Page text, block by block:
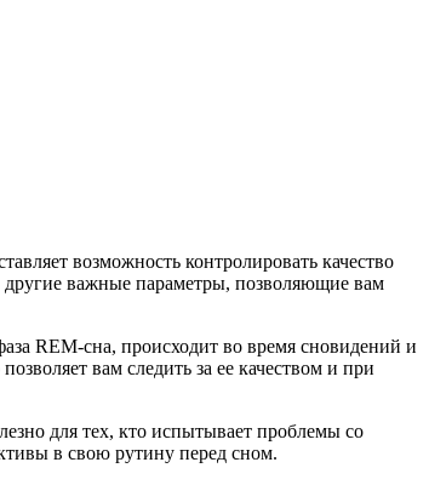
возможность контролировать качество
другие важные параметры, позволяющие вам
REM-сна, происходит во время сновидений и
вам следить за ее качеством и при
для тех, кто испытывает проблемы со
в свою рутину перед сном.